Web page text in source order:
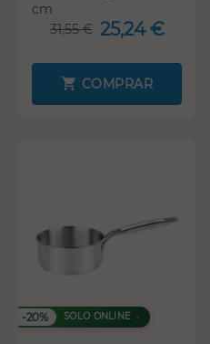
cm
31,55 € 25,24 €
COMPRAR
-20% SOLO ONLINE